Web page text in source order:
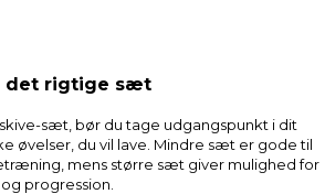
det rigtige sæt
sæt, bør du tage udgangspunkt i dit
øvelser, du vil lave. Mindre sæt er gode til
mens større sæt giver mulighed for
progression.